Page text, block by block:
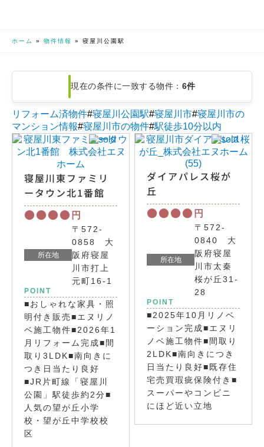
ホーム » 物件情報 » 寝屋川公園駅
現在の条件に一致する物件： 6件
リフォーム済物件#寝屋川公園駅#寝屋川市#寝屋川市の
マンション情報#寝屋川市の物件#駅徒歩10分以内
寝屋川東ファミリ
ータウン北1番館
●●●● 円
所在地
〒572-
0858 大
阪府寝屋
川市打上
元町16-1
POINT
■おしゃれな家具・照
明付き販売■エヌリノ
ベ施工物件■2026年1
月リフォーム完成■間
取り3LDK■南向きに
つき日当たり良好
■JR片町線「寝屋川
公園」駅徒歩約2分■
人気の望が丘小学
校・望が丘中学校校
区
ダイアパレス桜が
丘
●●●● 円
所在地
〒572-
0840 大
阪府寝屋
川市太秦
桜が丘31-
28
POINT
■2025年10月リノベ
ーション完成■エヌリ
ノベ施工物件■間取り
2LDK■南向きにつき
日当たり良好■既存住
宅売買瑕疵保険付き■
スーパーやコンビニ
にほど近い立地